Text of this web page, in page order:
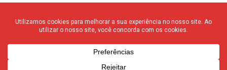
© 2020 F3 Notícias – Todos os direitos reservados